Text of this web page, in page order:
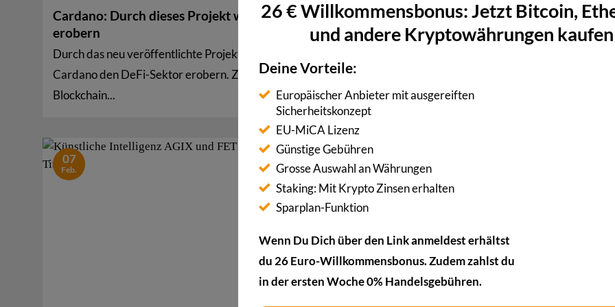
Cardano: Durch dieses Projekt will ADA DeFi
erobern
Durch das neu veröffentlichte Projekt Marlowe will
Cardano den DeFi-Sektor erobern. Zuletzt konnte die
Blockchain...
Cardano Hydra Release: So stärkt das
Protokoll ADA
Kryptowährung...
07
Feb. Feb.
26 € Willkommensbonus: Jetzt Bitcoin,
und andere Kryptowährungen kaufen
Deine Vorteile:
Europäischer Anbieter mit ausgereiften
Sicherheitskonzept
EU-MiCA Lizenz
Günstige Gebühren
Grosse Auswahl an Währungen
Staking: Mit Krypto Zinsen erhalten
Sparplan-Funktion
Wenn Du Dich über den Link anmeldest erhältst
du 26 Euro-Willkommensbonus. Zudem zahlst du
in der ersten Woche 0% Handelsgebühren.